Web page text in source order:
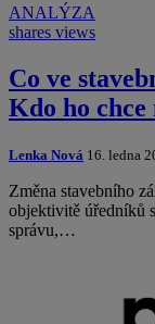
ANALÝZA
shares views
Co ve
Kdo ho
Lenka Nová 16. ledna
Změna stavebního
objektivitě úředníků
správu,…